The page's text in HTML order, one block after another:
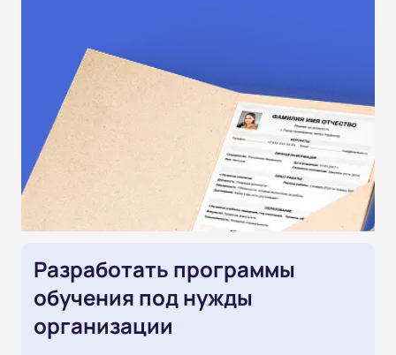
Разработать программы
обучения под нужды
организации